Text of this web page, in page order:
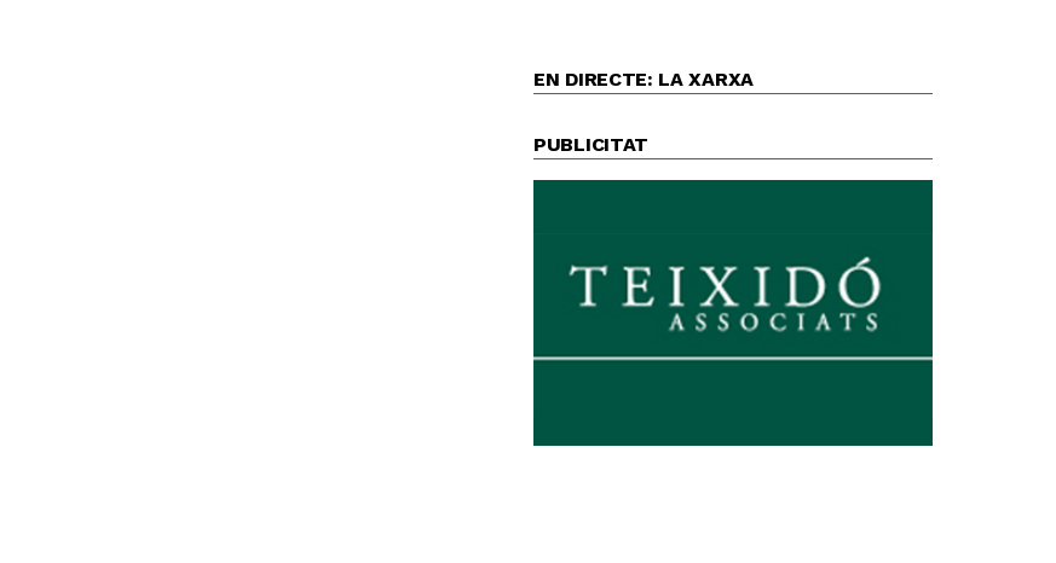
EN DIRECTE: LA XARXA
PUBLICITAT